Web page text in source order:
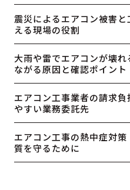
震災によるエアコン被害
える現場の役割
大雨や雷でエアコンが壊
ながる原因と確認ポイント
エアコン工事業者の請求
やすい業務委託先
エアコン工事の熱中症対
質を守るために